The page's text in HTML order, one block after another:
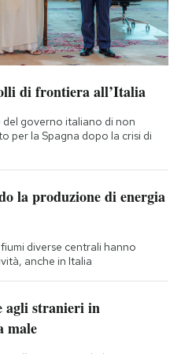
di frontiera all’Italia
governo italiano di non
per la Spagna dopo la crisi di
la produzione di energia
diverse centrali hanno
anche in Italia
agli stranieri in
male